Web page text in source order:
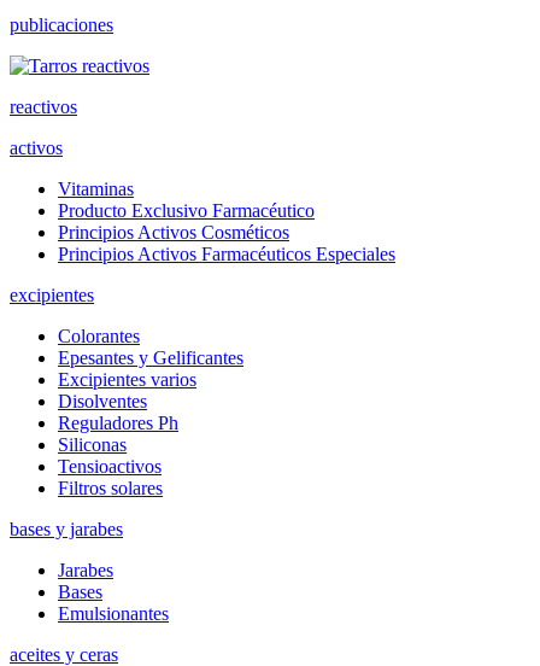
publicaciones
reactivos
activos
Vitaminas
Producto Exclusivo Farmacéutico
Principios Activos Cosméticos
Principios Activos Farmacéuticos Especiales
excipientes
Colorantes
Epesantes y Gelificantes
Excipientes varios
Disolventes
Reguladores Ph
Siliconas
Tensioactivos
Filtros solares
bases y jarabes
Jarabes
Bases
Emulsionantes
aceites y ceras